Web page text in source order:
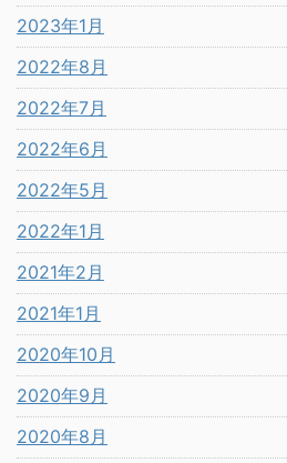
2023年1月
2022年8月
2022年7月
2022年6月
2022年5月
2022年1月
2021年2月
2021年1月
2020年10月
2020年9月
2020年8月